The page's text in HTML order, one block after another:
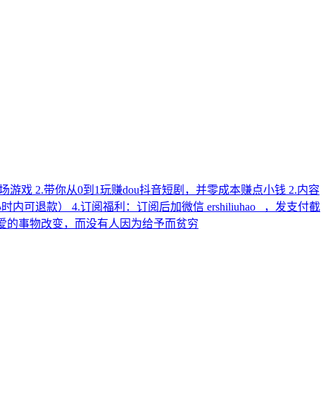
戏 2.带你从0到1玩赚dou抖音短剧，并零成本赚点小钱 2.内容
可退款） 4.订阅福利：订阅后加微信 ershiliuhao_ ，发支付截
的事物改变，而没有人因为给予而贫穷